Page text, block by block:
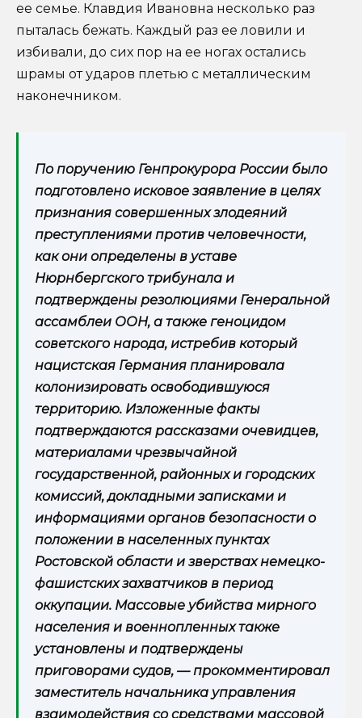
ее семье. Клавдия Ивановна несколько раз
пыталась бежать. Каждый раз ее ловили и
избивали, до сих пор на ее ногах остались
шрамы от ударов плетью с металлическим
наконечником.
По поручению Генпрокурора России было
подготовлено исковое заявление в целях
признания совершенных злодеяний
преступлениями против человечности,
как они определены в уставе
Нюрнбергского трибунала и
подтверждены резолюциями Генеральной
ассамблеи ООН, а также геноцидом
советского народа, истребив который
нацистская Германия планировала
колонизировать освободившуюся
территорию. Изложенные факты
подтверждаются рассказами очевидцев,
материалами чрезвычайной
государственной, районных и городских
комиссий, докладными записками и
информациями органов безопасности о
положении в населенных пунктах
Ростовской области и зверствах немецко-
фашистских захватчиков в период
оккупации. Массовые убийства мирного
населения и военнопленных также
установлены и подтверждены
приговорами судов, — прокомментировал
заместитель начальника управления
взаимодействия со средствами массовой